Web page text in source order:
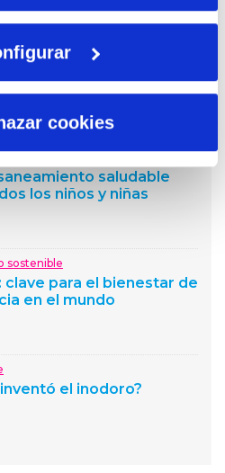
cookies
Email
saludable
los niños y niñas
sostenible
clave para el bienestar de
en el mundo
el inodoro?